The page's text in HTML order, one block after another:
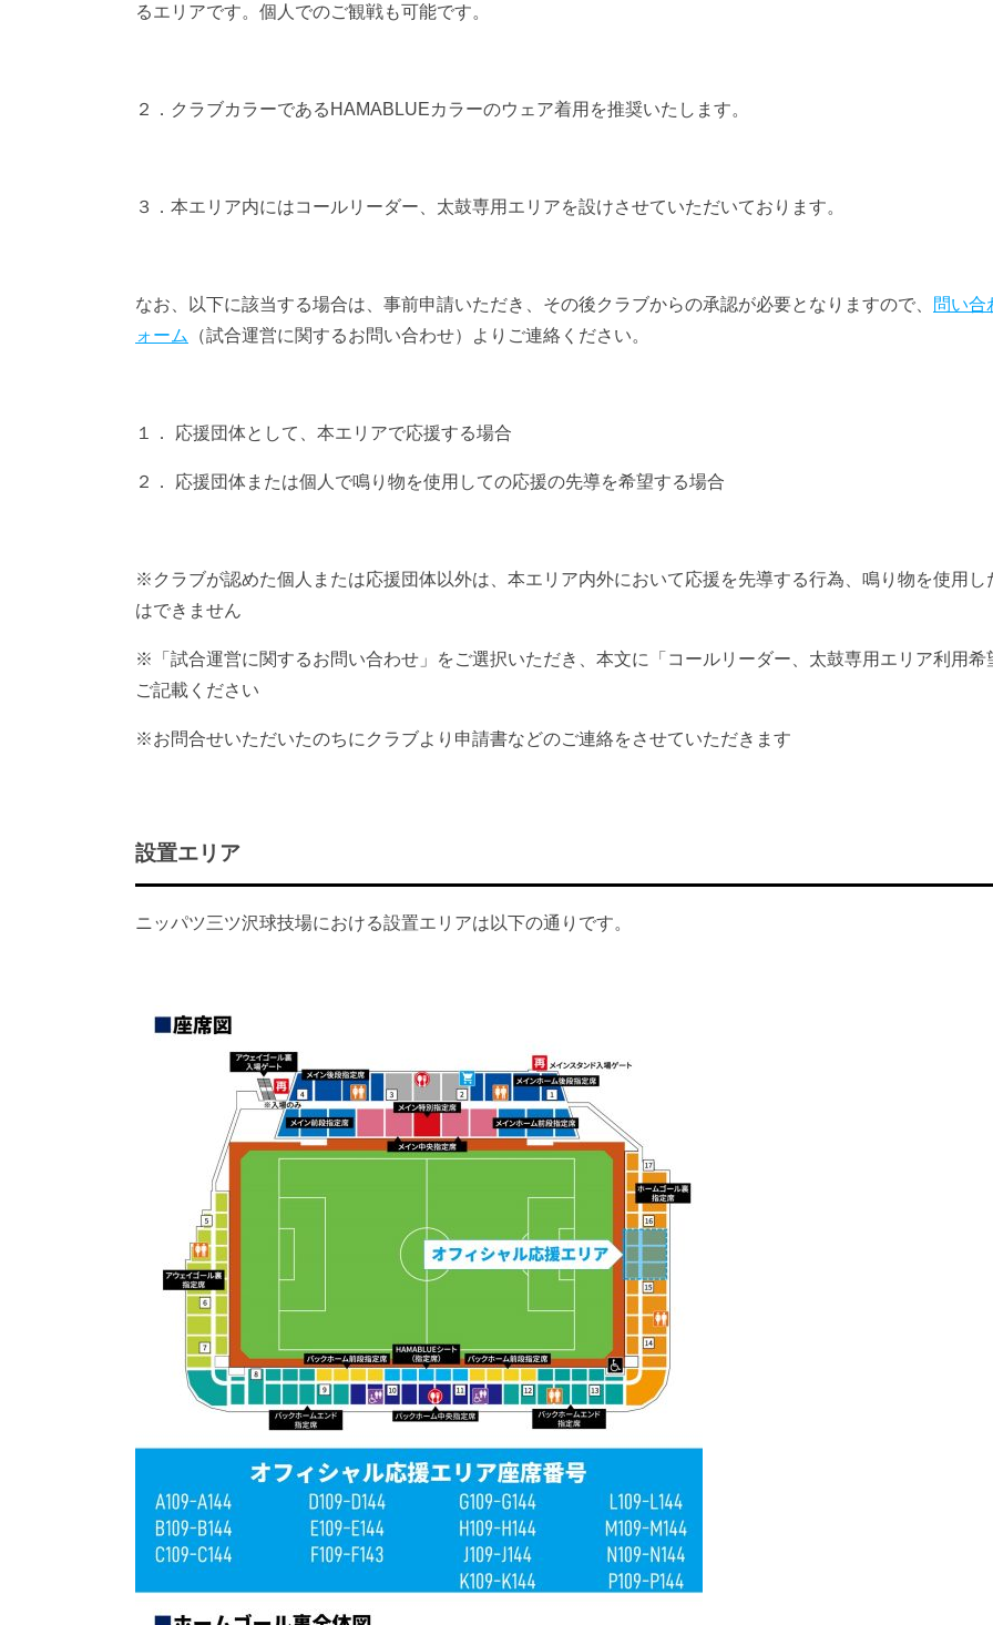
るエリアです。個人でのご観戦も可能です。
２．クラブカラーであるHAMABLUEカラーのウェア着用を推奨いたします。
３．本エリア内にはコールリーダー、太鼓専用エリアを設けさせていただいております。
なお、以下に該当する場合は、事前申請いただき、その後クラブからの承認が必要となりますので、
問い合
ォーム
（試合運営に関するお問い合わせ）よりご連絡ください。
１． 応援団体として、本エリアで応援する場合
２． 応援団体または個人で鳴り物を使用しての応援の先導を希望する場合
※クラブが認めた個人または応援団体以外は、本エリア内外において応援を先導する行為、鳴り物を使用し
はできません
※「試合運営に関するお問い合わせ」をご選択いただき、本文に「コールリーダー、太鼓専用エリア利用希
ご記載ください
※お問合せいただいたのちにクラブより申請書などのご連絡をさせていただきます
設置エリア
ニッパツ三ツ沢球技場における設置エリアは以下の通りです。